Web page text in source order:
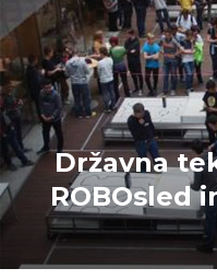
Državna
ROBOsled